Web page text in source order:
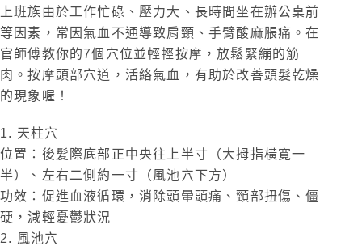
上班族由於工作忙碌、壓力大、長時間坐在辦公桌前
等因素，常因氣血不通導致肩頸、手臂酸麻脹痛。在
官師傅教你的7個穴位並輕輕按摩，放鬆緊繃的筋
肉。按摩頭部穴道，活絡氣血，有助於改善頭髮乾燥
的現象喔！
1. 天柱穴
位置：後髪際底部正中央往上半寸（大拇指橫寛一
半）、左右二側約一寸（風池穴下方）
功效：促進血液循環，消除頭暈頭痛、頸部扭傷、僵
硬，減輕憂鬱狀況
2. 風池穴